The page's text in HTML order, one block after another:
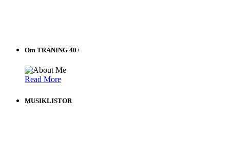
Om TRÄNING 40+
Read More
MUSIKLISTOR